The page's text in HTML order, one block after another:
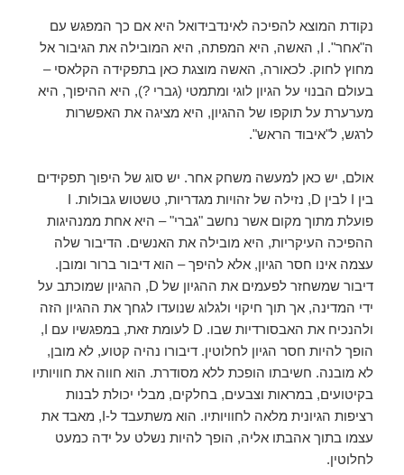
נקודת המוצא להפיכה לאינדבידואל היא אם כך המפגש עם
ה"אחר". I, האשה, היא המפתה, היא המובילה את הגיבור אל
מחוץ לחוק. לכאורה, האשה מוצגת כאן בתפקידה הקלאסי –
בעולם הבנוי על הגיון לוגי ומתמטי (גברי ?), היא ההיפוך, היא
מערערת על תוקפו של ההגיון, היא מציגה את האפשרות
לרגש, ל"איבוד הראש".
אולם, יש כאן למעשה משחק אחר. יש סוג של היפוך תפקידים
פועלת מתוך מקום אשר נחשב "גברי" – היא אחת ממנהיגות
ההפיכה העיקריות, היא מובילה את האנשים. הדיבור שלה
עצמה אינו חסר הגיון, אלא להיפך – הוא דיבור ברור ומובן.
דיבור שמשחזר לפעמים את ההגיון של D, ההגיון שמוכתב על
ידי המדינה, אך תוך חיקוי ולגלוג שנועדו לגחך את ההגיון הזה
ולהנכיח את האבסורדיות שבו. D לעומת זאת, במפגשיו עם I,
הופך להיות חסר הגיון לחלוטין. דיבורו נהיה קטוע, לא מובן,
לא מובנה. חשיבתו הופכת ללא מסודרת. הוא חווה את חוויותיו
בקיטועים, במראות וצבעים, בחלקים, מבלי יכולת לבנות
רציפות הגיונית מלאה לחוויותיו. הוא משתעבד ל-I, מאבד את
עצמו בתוך אהבתו אליה, הופך להיות נשלט על ידה כמעט
לחלוטין.